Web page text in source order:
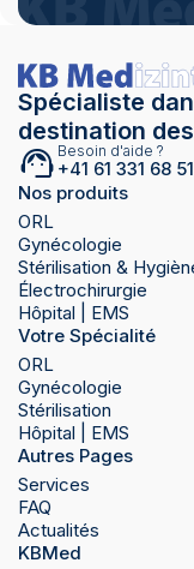
Spécialiste
destination
Besoin d'aide ?
+41 61 331 68 51
Nos produits
ORL
Gynécologie
Stérilisation &
Électrochirurgie
Hôpital | EMS
Votre Spécialité
ORL
Gynécologie
Stérilisation
Hôpital | EMS
Autres Pages
Services
FAQ
Actualités
KBMed